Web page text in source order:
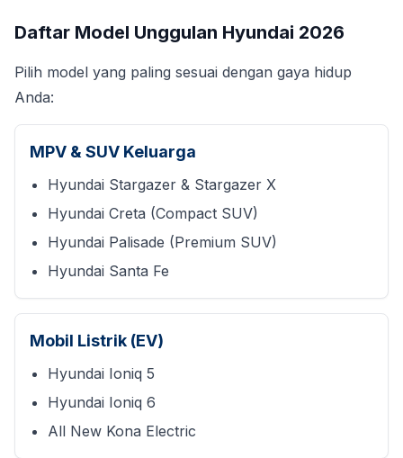
Daftar Model Unggulan Hyundai 2026
Pilih model yang paling sesuai dengan gaya hidup
Anda:
MPV & SUV Keluarga
Hyundai Stargazer & Stargazer X
Hyundai Creta (Compact SUV)
Hyundai Palisade (Premium SUV)
Hyundai Santa Fe
Mobil Listrik (EV)
Hyundai Ioniq 5
Hyundai Ioniq 6
All New Kona Electric